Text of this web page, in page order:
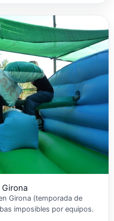
Girona (temporada de
imposibles por equipos.